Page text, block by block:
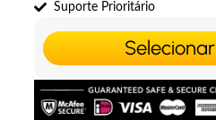
Suporte Prioritário
Selecionar